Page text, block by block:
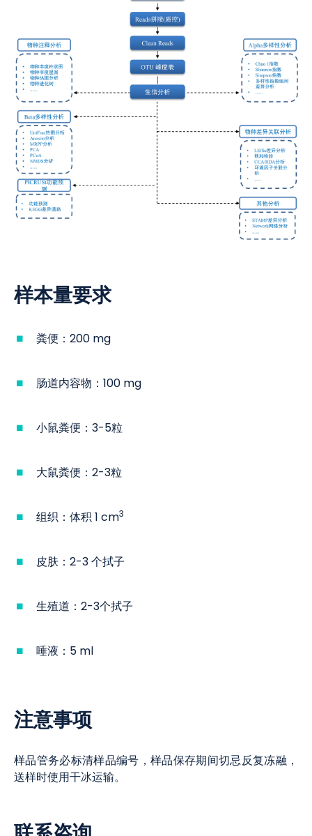
样本量要求
粪便：200 mg
肠道内容物：100 mg
小鼠粪便：3-5粒
大鼠粪便：2-3粒
组织：体积 1 cm3
皮肤：2-3 个拭子
生殖道：2-3个拭子
唾液：5 ml
注意事项
样品管务必标清样品编号，样品保存期间切忌反复冻融，
送样时使用干冰运输。